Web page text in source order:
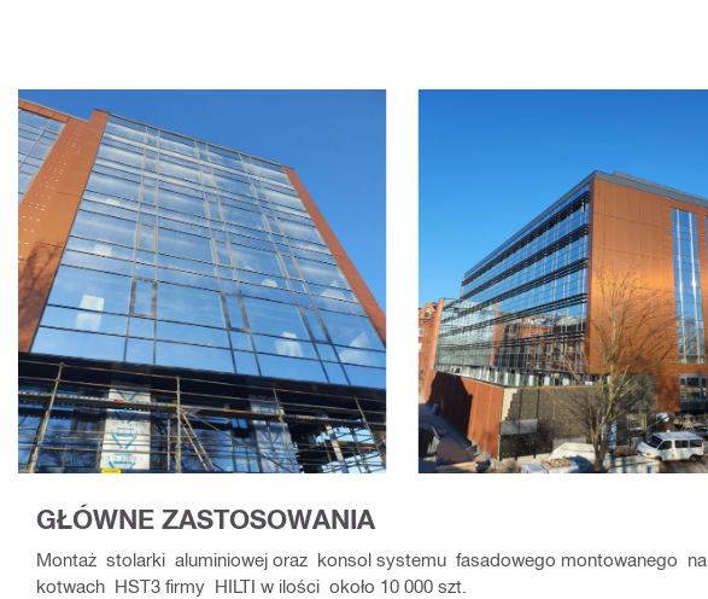
GŁÓWNE ZASTOSOWANIA
Montaż stolarki aluminiowej oraz konsol systemu fasadowego montowanego na
kotwach HST3 firmy HILTI w ilości około 10 000 szt.